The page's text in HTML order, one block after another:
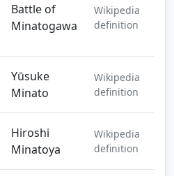
Battle of
Minatogawa
Wikipedia
definition
Yūsuke
Minato
Wikipedia
definition
Hiroshi
Minatoya
Wikipedia
definition